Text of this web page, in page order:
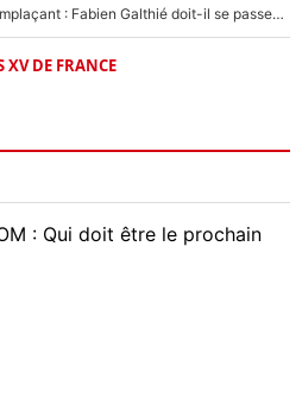
Le XV de France a trouvé son remplaçant : Fabien Galthié doit-il se passer d'Antoine Dupont ?
XV DE FRANCE
: Qui doit être le prochain